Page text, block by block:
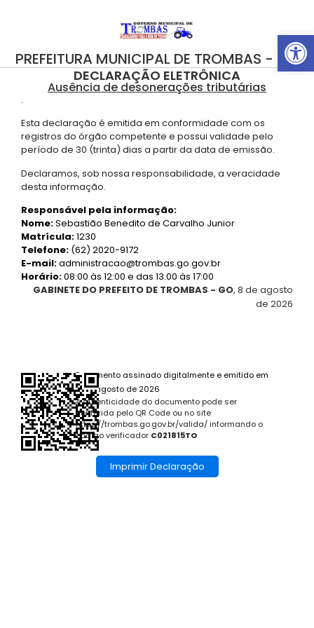
PREFEITURA MUNICIPAL DE TROMBAS - GO
DECLARAÇÃO ELETRÔNICA
Ausência de desonerações tributárias
.
Esta declaração é emitida em conformidade com os
registros do órgão competente e possui validade pelo
período de 30 (trinta) dias a partir da data de emissão.
Declaramos, sob nossa responsabilidade, a veracidade
desta informação.
Responsável pela informação:
Nome:Sebastião Benedito de Carvalho Junior
Matrícula:1230
Telefone: (62) 2020-9172
E-mail:administracao@trombas.go.gov.br
Horário:08:00 às 12:00 e das 13:00 às 17:00
GABINETE DO PREFEITO DE TROMBAS - GO, 8 de agosto
de 2026
Documento assinado digitalmente e emitido em
8 de agosto de 2026
A autenticidade do documento pode ser
conferida pelo QR Code ou no site
https://trombas.go.gov.br/valida/ informando o
código verificador C021815TO
Imprimir Declaração
Abrir